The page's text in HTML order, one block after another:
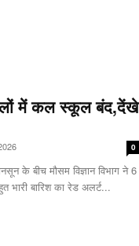
में कल स्कूल बंद,देंखे
0
के बीच मौसम विज्ञान विभाग ने 6
भारी बारिश का रेड अलर्ट...